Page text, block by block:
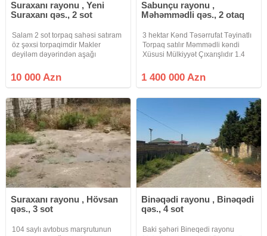
Suraxanı rayonu , Yeni
Suraxanı qəs., 2 sot
Salam 2 sot torpaq sahəsi satıram
öz şəxsi torpaqimdir Makler
deyiləm dəyərindən aşağı
Səbətlər qaydasındadır Məktəb
Baxça tam yaxın
10 000 Azn
Sabunçu rayonu ,
Məhəmmədli qəs., 2 otaq
3 hektar Kənd Təsərrufat Təyinatlı
Torpaq satılır Məmmədli kəndi
Xüsusi Mülkiyyət Çıxarışlıdır 1.4
1 400 000 Azn
Suraxanı rayonu , Hövsan
qəs., 3 sot
104 saylı avtobus marşrutunun
Binəqədi rayonu , Binəqədi
qəs., 4 sot
Baki şəhəri Bineqedi rayonu